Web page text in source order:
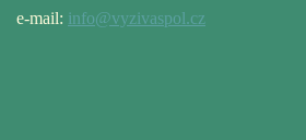
e-mail: info@vyzivaspol.cz